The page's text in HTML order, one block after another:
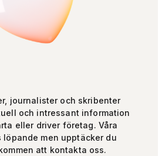
journalister och skribenter
och intressant information
eller driver företag. Våra
löpande men upptäcker du
att kontakta oss.